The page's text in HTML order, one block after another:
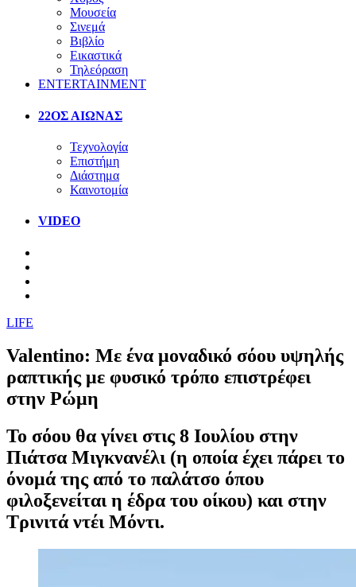
Μουσεία
Σινεμά
Βιβλίο
Εικαστικά
Τηλεόραση
ENTERTAINMENT
22ΟΣ ΑΙΩΝΑΣ
Τεχνολογία
Επιστήμη
Διάστημα
Καινοτομία
VIDEO
LIFE
Valentino: Με ένα μοναδικό σόου υψηλής
ραπτικής με φυσικό τρόπο επιστρέφει
στην Ρώμη
Το σόου θα γίνει στις 8 Ιουλίου στην
Πιάτσα Μιγκνανέλι (η οποία έχει πάρει το
όνομά της από το παλάτσο όπου
φιλοξενείται η έδρα του οίκου) και στην
Τρινιτά ντέι Μόντι.